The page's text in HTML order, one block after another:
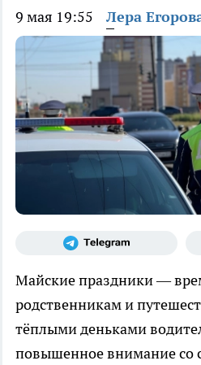
9 мая 19:55 Лера
Майские праздники —
родственникам и
тёплыми деньками
повышенное внимание со